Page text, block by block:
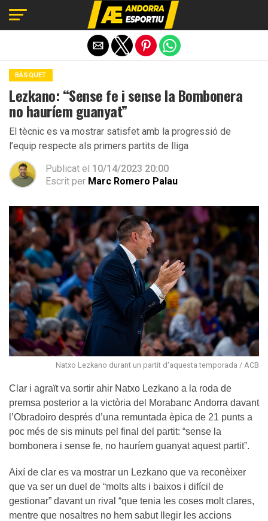
BÀSQUET
Lezkano: “Sense fe i sense la Bombonera
no hauríem guanyat”
El tècnic es va mostrar satisfet amb la progressió de
l’equip respecte als primers partits de lliga
Publicat el 10/14/2023 20:00
Escrit per Marc Romero Palau
Natxo Lezkano durant un partit d'aquesta temporada / ACB
Clar i agraït va sortir ahir Natxo Lezkano a la roda de
premsa posterior a la victòria del Morabanc Andorra davant
l’Obradoiro després d’una remuntada èpica de 21 punts a
poc més de sis minuts pel final del partit: “sense la
bombonera i sense fe, no hauríem guanyat aquest partit”.
Així de clar es va mostrar un Lezkano que va reconèixer
que va ser un duel de “molts alts i baixos i difícil de
gestionar” davant un rival “que tenia les coses molt clares,
mentre que nosaltres no hem sabut llegir les accions
Exit mobile version